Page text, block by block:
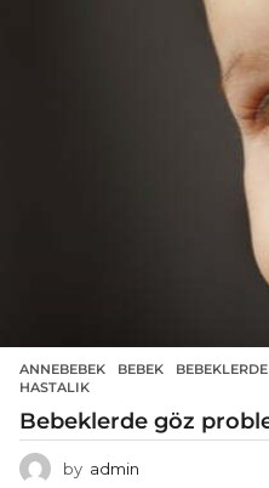
ANNEBEBEK BEBEK ,
HASTALIK
Bebeklerde göz
by admin